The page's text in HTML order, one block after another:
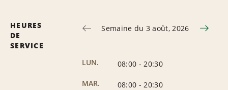
HEURES
DE
SERVICE
Semaine du 3 août, 2026
LUN. 08:00 - 20:30
MAR.
08:00 - 20:30